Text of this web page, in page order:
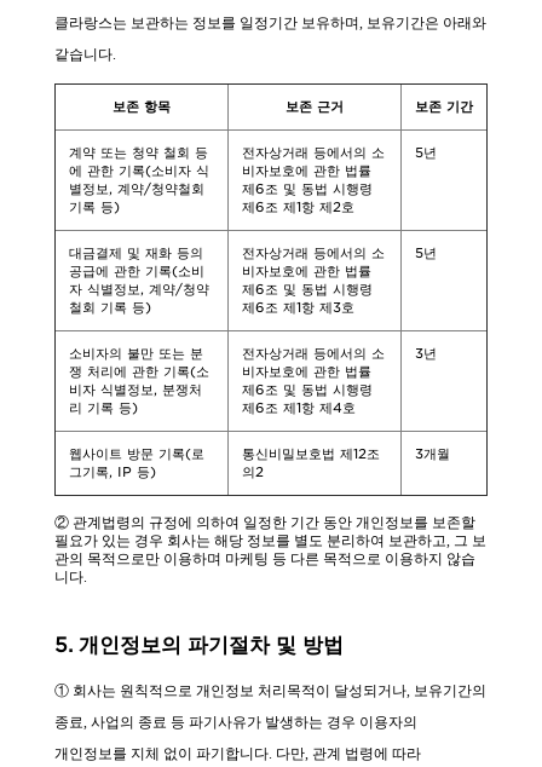
클라랑스는 보관하는 정보를 일정기간 보유하며, 보유기간은 아래와
같습니다.
보존 항목 보존 근거 보존 기간
계약 또는 청약 철회 등
에 관한 기록(소비자 식
별정보, 계약/청약철회
기록 등)
전자상거래 등에서의 소
비자보호에 관한 법률
제6조 및 동법 시행령
제6조 제1항 제2호
5년
대금결제 및 재화 등의
공급에 관한 기록(소비
자 식별정보, 계약/청약
철회 기록 등)
전자상거래 등에서의 소
비자보호에 관한 법률
제6조 및 동법 시행령
제6조 제1항 제3호
5년
소비자의 불만 또는 분
쟁 처리에 관한 기록(소
비자 식별정보, 분쟁처
리 기록 등)
전자상거래 등에서의 소
비자보호에 관한 법률
제6조 및 동법 시행령
제6조 제1항 제4호
3년
웹사이트 방문 기록(로
그기록, IP 등)
통신비밀보호법 제12조
의2
3개월
② 관계법령의 규정에 의하여 일정한 기간 동안 개인정보를 보존할
필요가 있는 경우 회사는 해당 정보를 별도 분리하여 보관하고, 그 보
관의 목적으로만 이용하며 마케팅 등 다른 목적으로 이용하지 않습
니다.
5. 개인정보의 파기절차 및 방법
① 회사는 원칙적으로 개인정보 처리목적이 달성되거나, 보유기간의
종료, 사업의 종료 등 파기사유가 발생하는 경우 이용자의
개인정보를 지체 없이 파기합니다. 다만, 관계 법령에 따라